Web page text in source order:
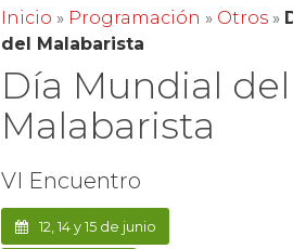
Inicio » Programación » Otros »
del Malabarista
Día Mundial del
Malabarista
VI Encuentro
12, 14 y 15 de junio